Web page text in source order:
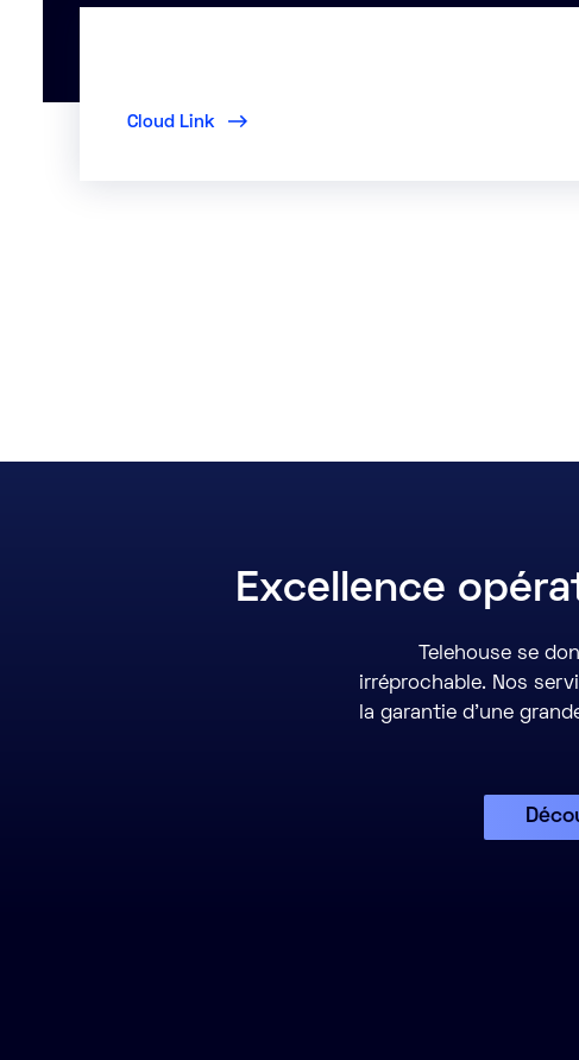
Cloud Link
Excellence
Telehouse se
irréprochable. Nos
la garantie d’une